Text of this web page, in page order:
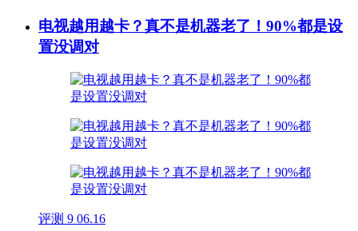
电视越用越卡？真不是机器老了！90%都是设
置没调对
评测 9 06.16